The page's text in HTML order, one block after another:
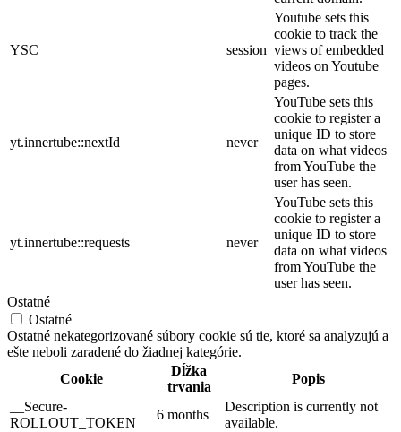
YSC session
Youtube sets this
cookie to track the
views of embedded
videos on Youtube
pages.
yt.innertube::nextId never
YouTube sets this
cookie to register a
unique ID to store
data on what videos
from YouTube the
user has seen.
yt.innertube::requests never
YouTube sets this
cookie to register a
unique ID to store
data on what videos
from YouTube the
user has seen.
Ostatné
Ostatné
Ostatné nekategorizované súbory cookie sú tie, ktoré sa analyzujú a
ešte neboli zaradené do žiadnej kategórie.
Cookie
Dĺžka
trvania
Popis
__Secure-
ROLLOUT_TOKEN
6 months
Description is currently not
available.